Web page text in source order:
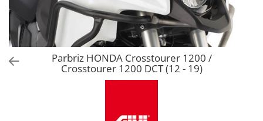
Parbriz HONDA Crosstourer 1200 /
Crosstourer 1200 DCT (12 - 19)